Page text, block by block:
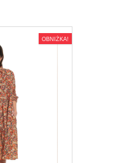
OBNIŻKA!